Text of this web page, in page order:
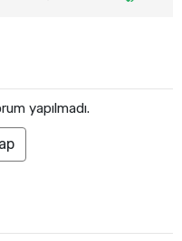
yapılmadı.